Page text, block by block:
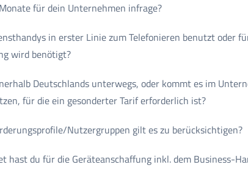
für dein Unternehmen infrage?
in erster Linie zum Telefonieren benutzt oder
wird benötigt?
Deutschlands unterwegs, oder kommt es im
für die ein gesonderter Tarif erforderlich ist?
Nutzergruppen gilt es zu berücksichtigen?
hast du für die Geräteanschaffung inkl. dem Business-